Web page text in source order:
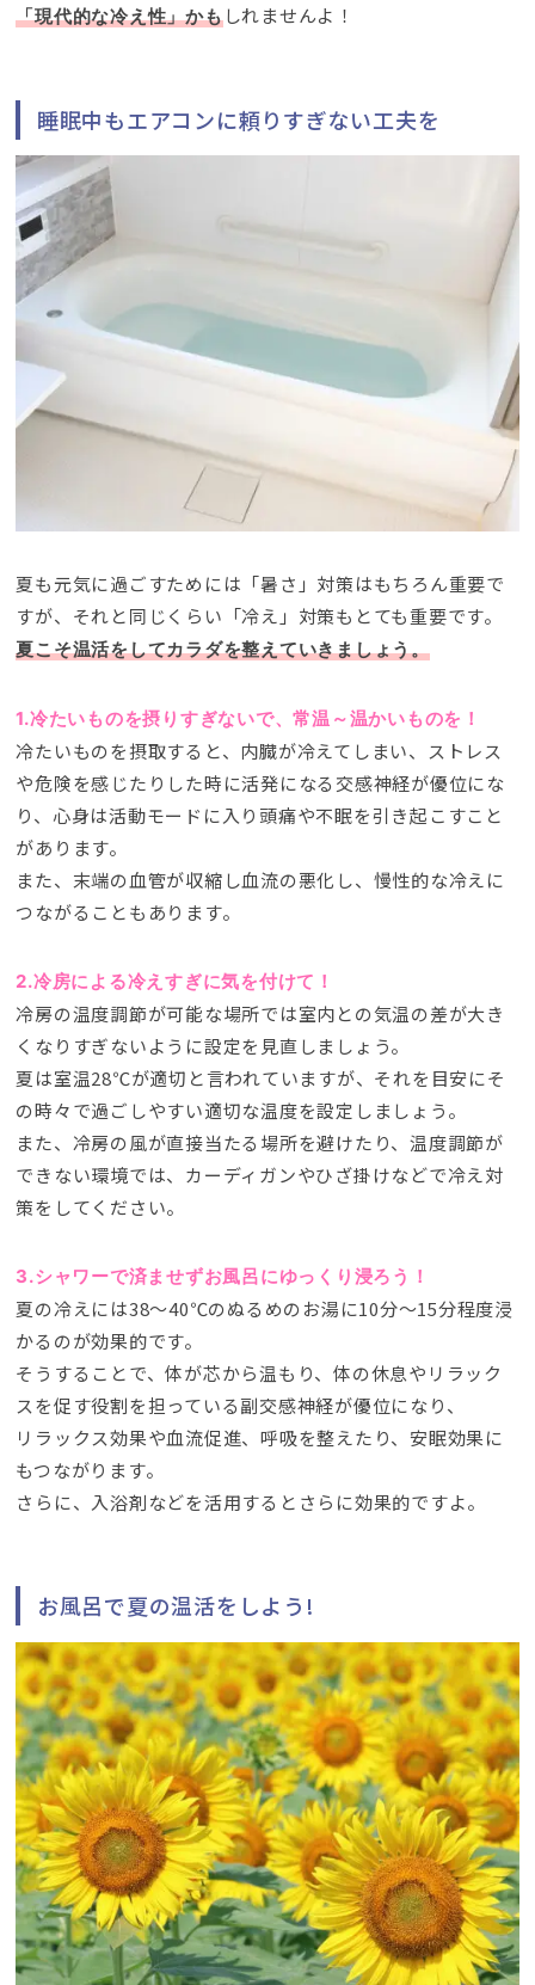
「現代的な冷え性」かもしれませんよ！
睡眠中もエアコンに頼りすぎない工夫を
夏も元気に過ごすためには「暑さ」対策はもちろん重要で
すが、それと同じくらい「冷え」対策もとても重要です。
夏こそ温活をしてカラダを整えていきましょう。
1.冷たいものを摂りすぎないで、常温～温かいものを！
冷たいものを摂取すると、内臓が冷えてしまい、ストレス
や危険を感じたりした時に活発になる交感神経が優位にな
り、心身は活動モードに入り頭痛や不眠を引き起こすこと
があります。
また、末端の血管が収縮し血流の悪化し、慢性的な冷えに
つながることもあります。
2.冷房による冷えすぎに気を付けて！
冷房の温度調節が可能な場所では室内との気温の差が大き
くなりすぎないように設定を見直しましょう。
夏は室温28℃が適切と言われていますが、それを目安にそ
の時々で過ごしやすい適切な温度を設定しましょう。
また、冷房の風が直接当たる場所を避けたり、温度調節が
できない環境では、カーディガンやひざ掛けなどで冷え対
策をしてください。
3.シャワーで済ませずお風呂にゆっくり浸ろう！
夏の冷えには38〜40℃のぬるめのお湯に10分～15分程度浸
かるのが効果的です。
そうすることで、体が芯から温もり、体の休息やリラック
スを促す役割を担っている副交感神経が優位になり、
リラックス効果や血流促進、呼吸を整えたり、安眠効果に
もつながります。
さらに、入浴剤などを活用するとさらに効果的ですよ。
お風呂で夏の温活をしよう!